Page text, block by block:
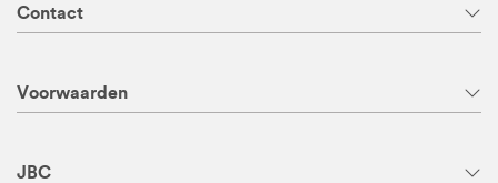
Contact
Voorwaarden
JBC